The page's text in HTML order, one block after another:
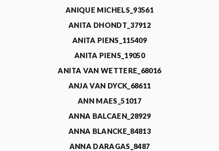
ANIQUE MICHELS_93561
ANITA DHONDT_37912
ANITA PIENS_115409
ANITA PIENS_19050
ANITA VAN WETTERE_68016
ANJA VAN DYCK_68611
ANN MAES_51017
ANNA BALCAEN_28929
ANNA BLANCKE_84813
ANNA DARAGAS_8487